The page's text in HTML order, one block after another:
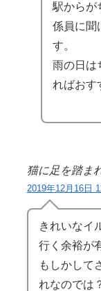
駅からが
係員に聞
す。
雨の日は
ればおす
猫に足を踏ま
2019年12月16日
きれいなイ
行く余裕が
もしかして
れなのでは